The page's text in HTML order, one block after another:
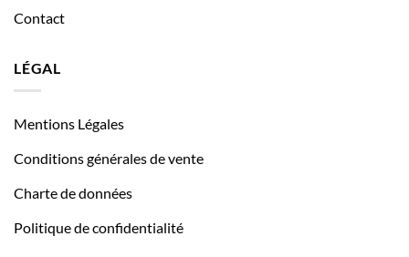
Contact
LÉGAL
Mentions Légales
Conditions générales de vente
Charte de données
Politique de confidentialité